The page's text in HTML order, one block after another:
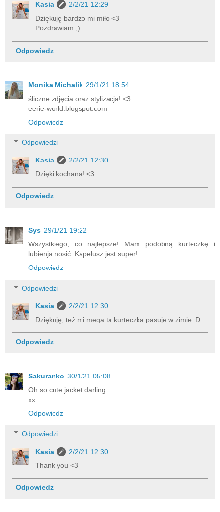
Kasia
2/2/21 12:29
Dziękuję bardzo mi miło <3
Pozdrawiam ;)
Odpowiedz
Monika Michalik 29/1/21 18:54
śliczne zdjęcia oraz stylizacja! <3
eerie-world.blogspot.com
Odpowiedz
Odpowiedzi
Kasia
2/2/21 12:30
Dzięki kochana! <3
Odpowiedz
Sys 29/1/21 19:22
Wszystkiego, co najlepsze! Mam podobną kurteczkę i
lubienja nosić. Kapelusz jest super!
Odpowiedz
Odpowiedzi
Kasia
2/2/21 12:30
Dziękuję, też mi mega ta kurteczka pasuje w zimie :D
Odpowiedz
Sakuranko 30/1/21 05:08
Oh so cute jacket darling
xx
Odpowiedz
Odpowiedzi
Kasia
2/2/21 12:30
Thank you <3
Odpowiedz